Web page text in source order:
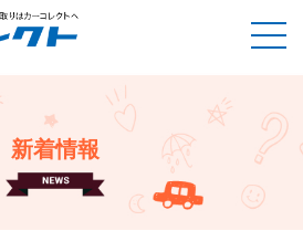
新着情報
新着情報 営業日変更のご案内